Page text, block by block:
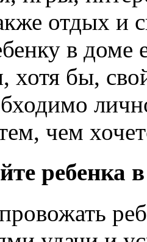
отдых и
в
хотя бы,
чем
ребенка